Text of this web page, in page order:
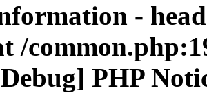
-
/
PHP